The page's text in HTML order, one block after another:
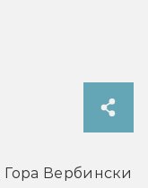
Вербински